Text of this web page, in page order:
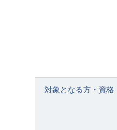
対象となる方・資格